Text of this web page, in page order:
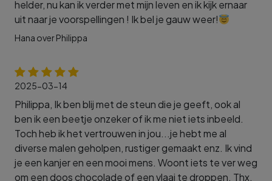
helder, nu kan ik verder met mijn leven en ik kijk ernaar
uit naar je voorspellingen ! Ik bel je gauw weer!
Hana over Philippa
2025-03-14
Philippa, Ik ben blij met de steun die je geeft, ook al
ben ik een beetje onzeker of ik me niet iets inbeeld.
Toch heb ik het vertrouwen in jou...je hebt me al
diverse malen geholpen, rustiger gemaakt enz. Ik vind
je een kanjer en een mooi mens. Woont iets te ver weg
om een doos chocolade of een vlaai te droppen. Thx,